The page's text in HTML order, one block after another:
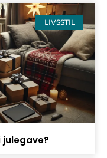
LIVSSTIL